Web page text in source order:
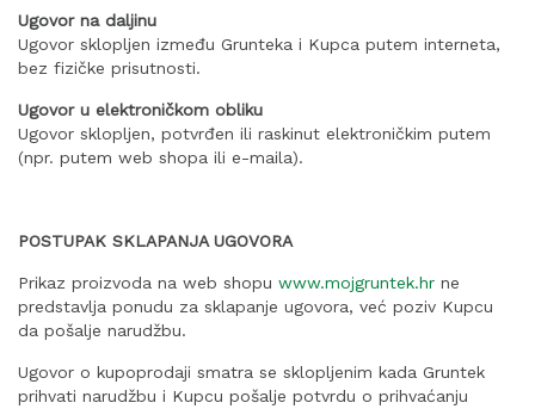
Ugovor na daljinu
Ugovor sklopljen između Grunteka i Kupca putem interneta,
bez fizičke prisutnosti.
Ugovor u elektroničkom obliku
Ugovor sklopljen, potvrđen ili raskinut elektroničkim putem
(npr. putem web shopa ili e-maila).
POSTUPAK SKLAPANJA UGOVORA
Prikaz proizvoda na web shopu www.mojgruntek.hr ne
predstavlja ponudu za sklapanje ugovora, već poziv Kupcu
da pošalje narudžbu.
Ugovor o kupoprodaji smatra se sklopljenim kada Gruntek
prihvati narudžbu i Kupcu pošalje potvrdu o prihvaćanju